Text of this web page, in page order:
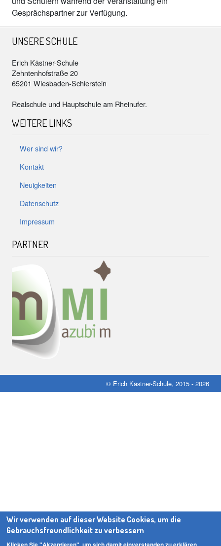
Gesprächspartner zur Verfügung.
UNSERE SCHULE
Erich Kästner-Schule
Zehntenhofstraße 20
65201 Wiesbaden-Schierstein
Realschule und Hauptschule am Rheinufer.
WEITERE LINKS
Wer sind wir?
Kontakt
Neuigkeiten
Datenschutz
Impressum
PARTNER
© Erich Kästner-Schule, 2015 - 2026
Wir verwenden auf dieser Website Cookies, um die
Gebrauchsfreundlichkeit zu verbessern